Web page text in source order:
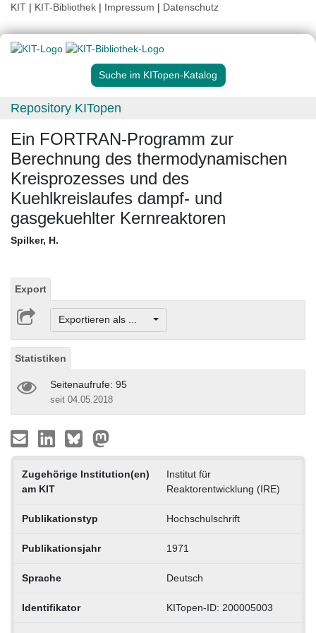
KIT | KIT-Bibliothek | Impressum | Datenschutz
Suche im KITopen-Katalog
Repository KITopen
Ein FORTRAN-Programm zur
Berechnung des thermodynamischen
Kreisprozesses und des
Kuehlkreislaufes dampf- und
gasgekuehlter Kernreaktoren
Spilker, H.
Export
Exportieren als ...
Statistiken
Seitenaufrufe: 95
seit 04.05.2018
Zugehörige Institution(en)
am KIT
Institut für
Reaktorentwicklung (IRE)
Publikationstyp Hochschulschrift
Publikationsjahr 1971
Sprache Deutsch
Identifikator KITopen-ID: 200005003